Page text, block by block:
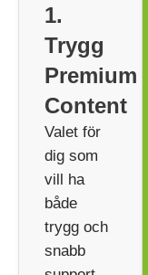
1.
Trygg
Premium
Content
Valet för
dig som
vill ha
både
trygg och
snabb